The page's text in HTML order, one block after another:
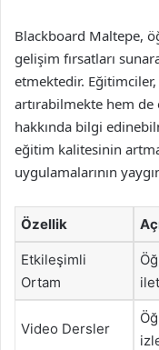
Blackboard Maltepe,
gelişim fırsatları
etmektedir.
artırabilmekte hem
hakkında bilgi
eğitim kalitesinin
uygulamalarının
Özellik
Etkileşimli
Ortam
Video Dersler